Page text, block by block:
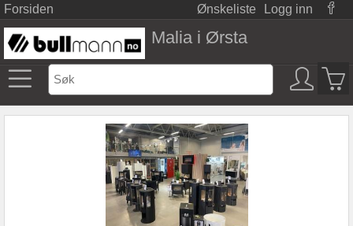
Forsiden Ønskeliste Logg inn
Malia i Ørsta